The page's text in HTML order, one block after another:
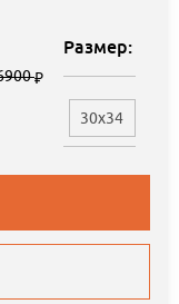
Размер:
30x34